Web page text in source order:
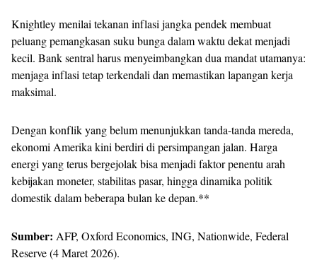
Knightley menilai tekanan inflasi jangka pendek membuat
peluang pemangkasan suku bunga dalam waktu dekat menjadi
kecil. Bank sentral harus menyeimbangkan dua mandat utamanya:
menjaga inflasi tetap terkendali dan memastikan lapangan kerja
maksimal.
Dengan konflik yang belum menunjukkan tanda-tanda mereda,
ekonomi Amerika kini berdiri di persimpangan jalan. Harga
energi yang terus bergejolak bisa menjadi faktor penentu arah
kebijakan moneter, stabilitas pasar, hingga dinamika politik
domestik dalam beberapa bulan ke depan.**
Sumber: AFP, Oxford Economics, ING, Nationwide, Federal
Reserve (4 Maret 2026).